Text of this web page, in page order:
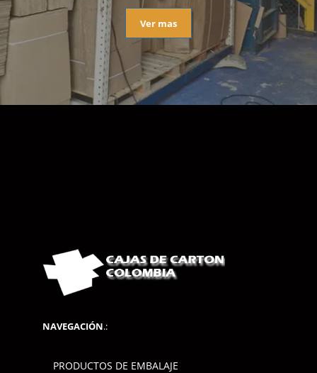
Ver mas
NAVEGACIÓN.:
PRODUCTOS DE EMBALAJE